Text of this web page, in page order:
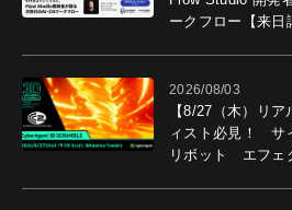
ークフロー【来日
2026/08/03
【8/27（木）リ
ィスト必見！ サ
リボット エフェ